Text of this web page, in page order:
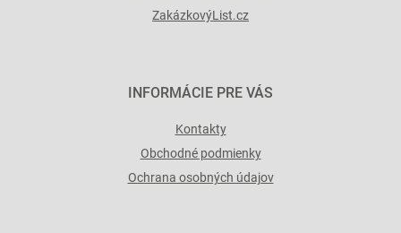
ZakázkovýList.cz
INFORMÁCIE PRE VÁS
Kontakty
Obchodné podmienky
Ochrana osobných údajov